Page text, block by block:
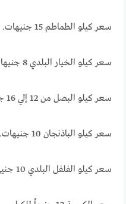
سعر كيلو الطماطم 15 جنيهات.
سعر كيلو الخيار البلدي 8 جنيهات.
سعر كيلو البصل من 12 إلي 16 جنيه حسب النوع.
سعر كيلو الباذنجان 10 جنيهات.
سعر كيلو الفلفل البلدي 10 جنيهات.